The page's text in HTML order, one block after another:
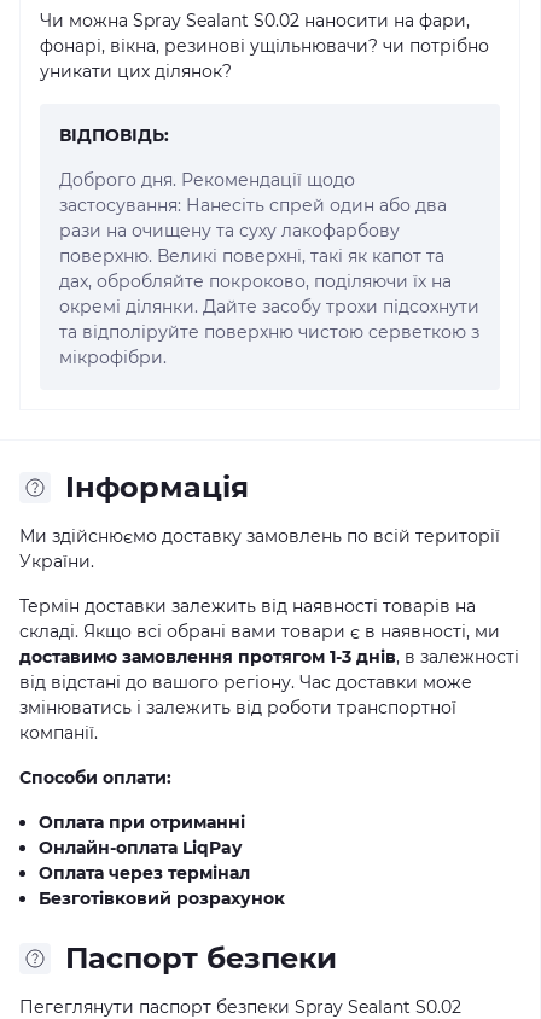
Чи можна Spray Sealant S0.02 наносити на фари,
фонарі, вікна, резинові ущільнювачи? чи потрібно
уникати цих ділянок?
ВІДПОВІДЬ:
Доброго дня. Рекомендації щодо
застосування: Нанесіть спрей один або два
рази на очищену та суху лакофарбову
поверхню. Великі поверхні, такі як капот та
дах, обробляйте покроково, поділяючи їх на
окремі ділянки. Дайте засобу трохи підсохнути
та відполіруйте поверхню чистою серветкою з
мікрофібри.
Iнформація
Ми здійснюємо доставку замовлень по всій території
України.
Термін доставки залежить від наявності товарів на
складі. Якщо всі обрані вами товари є в наявності, ми
доставимо замовлення протягом 1-3 днів, в залежності
від відстані до вашого регіону. Час доставки може
змінюватись і залежить від роботи транспортної
компанії.
Способи оплати:
Оплата при отриманні
Онлайн-оплата LiqPay
Оплата через термінал
Безготівковий розрахунок
Паспорт безпеки
Пегеглянути паспорт безпеки Spray Sealant S0.02